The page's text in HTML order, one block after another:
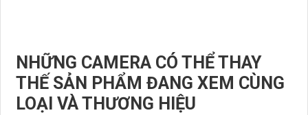
NHỮNG CAMERA CÓ THỂ THAY
THẾ SẢN PHẨM ĐANG XEM CÙNG
LOẠI VÀ THƯƠNG HIỆU